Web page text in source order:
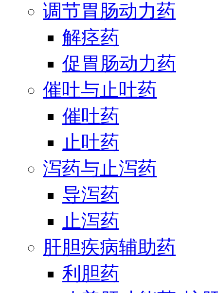
调节胃肠动力药
解痉药
促胃肠动力药
催吐与止吐药
催吐药
止吐药
泻药与止泻药
导泻药
止泻药
肝胆疾病辅助药
利胆药